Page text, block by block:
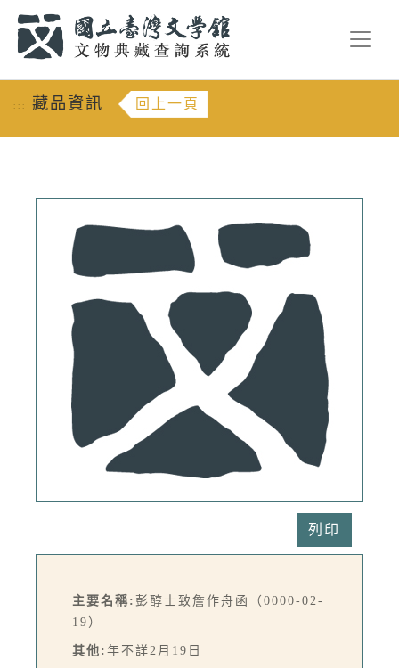
::: 藏品資訊 回上一頁
列印
主要名稱: 彭醇士致詹作舟函（0000-02-
19）
其他: 年不詳2月19日